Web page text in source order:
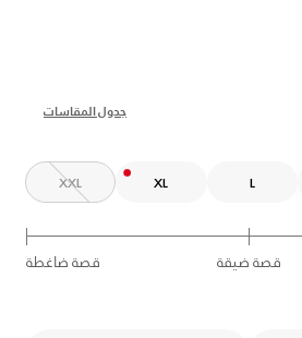
جدول المقاسات
L
XL
XXL
قصة ضيقة قصة ضاغطة